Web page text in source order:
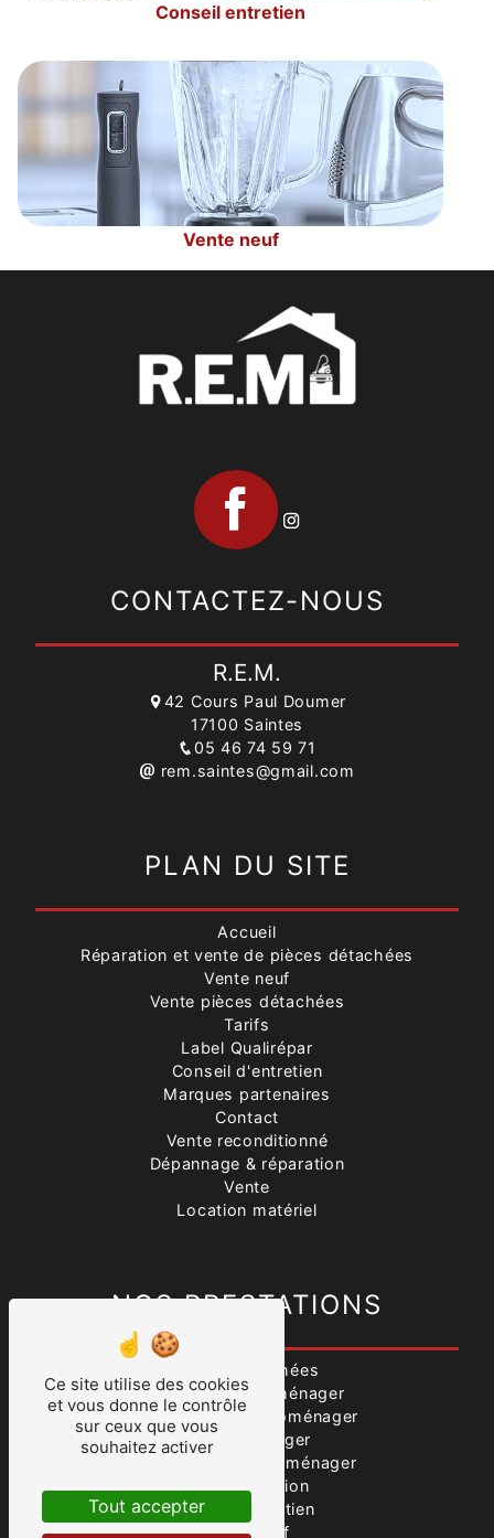
Conseil entretien
Vente neuf
CONTACTEZ-NOUS
R.E.M.
42 Cours Paul Doumer
17100 Saintes
05 46 74 59 71
rem.saintes@gmail.com
PLAN DU SITE
Accueil
Réparation et vente de pièces détachées
Vente neuf
Vente pièces détachées
Tarifs
Label Qualirépar
Conseil d'entretien
Marques partenaires
Contact
Vente reconditionné
Dépannage & réparation
Vente
Location matériel
NOS PRESTATIONS
Pièces détachées
Vente produits ménager
Dépannage électroménager
Électroménager
Réparation électroménager
Vente occasion
Conseil entretien
Vente neuf
Ce site utilise des cookies
et vous donne le contrôle
sur ceux que vous
souhaitez activer
Tout accepter